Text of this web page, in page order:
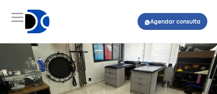
Agendar consulta